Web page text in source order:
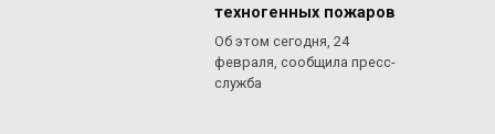
техногенных пожаров
Об этом сегодня, 24
февраля, сообщила пресс-
служба